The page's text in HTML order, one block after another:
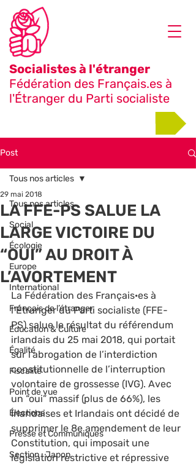
Socialistes à l'étranger
Fédération des Français.es à
l'Étranger du Parti socialiste
Post
Tous nos articles
Social
Écologie
Europe
International
Français de l’étranger
Éducation & Culture
Égalité
Fiscalité
Point de vue
Élections
Presse et Communiqués
Section : Japon
Tous nos articles
LA FFE-PS SALUE LA
LARGE VICTOIRE DU
“OUI” AU DROIT À
L’AVORTEMENT
29 mai 2018
La Fédération des Français·es à
l’Étranger du Parti socialiste (FFE-
PS) salue le résultat du référendum
irlandais du 25 mai 2018, qui portait
sur l’abrogation de l’interdiction
constitutionnelle de l’interruption
volontaire de grossesse (IVG). Avec
un “oui” massif (plus de 66%), les
Irlandaises et Irlandais ont décidé de
supprimer le 8e amendement de leur
Constitution, qui imposait une
législation restrictive et répressive